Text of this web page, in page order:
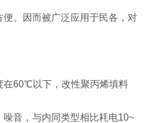
。因而被广泛应用于民各，对
在60℃以下，改性聚丙烯填料
音，与内同类型相比耗电10~